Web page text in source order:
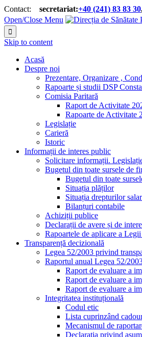
Contact: secretariat:+40 (241) 83 83 30
Open/Close Menu

Skip to content
Acasă
Despre noi
Prezentare, Organizare ,
Rapoarte și studii DSP
Comisia Paritară
Raport de Activitate
Rapoarte de Activitate
Legislație
Carieră
Istoric
Informații de interes public
Solicitare informații.
Bugetul din toate sursele de
Bugetul din toate
Situația plăților
Situația drepturilor
Bilanțuri contabile
Achiziții publice
Declarații de avere și de
Rapoartele de aplicare a
Transparență decizională
Legea 52/2003 privind
Raportul anual Legea 52/
Raport de evaluare a
Raport de evaluare a
Raport de evaluare a
Integritatea instituțională
Codul etic
Lista cuprinzând
Mecanismul de
Declarația privind